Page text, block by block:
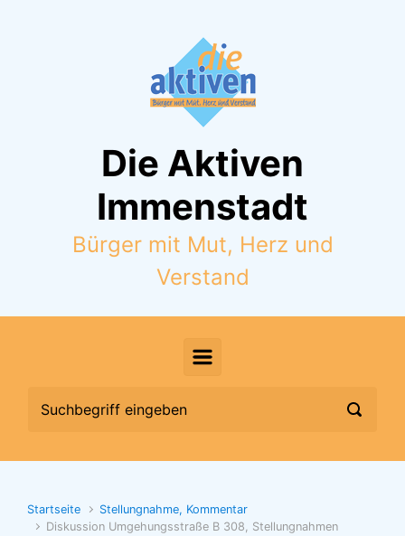
Die Aktiven
Immenstadt
Bürger mit Mut, Herz und
Verstand
Startseite
Stellungnahme, Kommentar
Diskussion Umgehungsstraße B 308, Stellungnahmen